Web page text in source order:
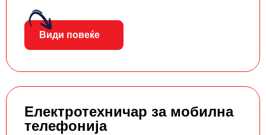
Види повеќе
Електротехничар за мобилна
телефонија